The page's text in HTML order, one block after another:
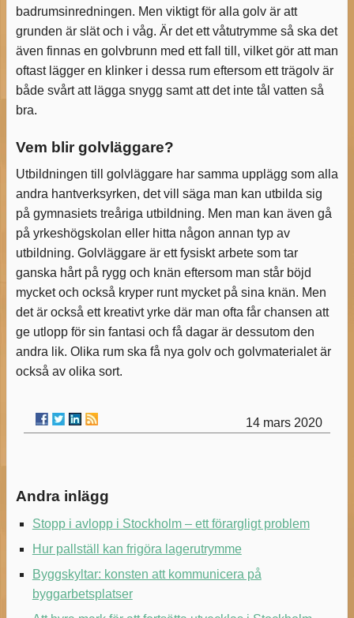
badrumsinredningen. Men viktigt för alla golv är att
grunden är slät och i våg. Är det ett våtutrymme så ska det
även finnas en golvbrunn med ett fall till, vilket gör att man
oftast lägger en klinker i dessa rum eftersom ett trägolv är
både svårt att lägga snygg samt att det inte tål vatten så
bra.
Vem blir golvläggare?
Utbildningen till golvläggare har samma upplägg som alla
andra hantverksyrken, det vill säga man kan utbilda sig
på gymnasiets treåriga utbildning. Men man kan även gå
på yrkeshögskolan eller hitta någon annan typ av
utbildning. Golvläggare är ett fysiskt arbete som tar
ganska hårt på rygg och knän eftersom man står böjd
mycket och också kryper runt mycket på sina knän. Men
det är också ett kreativt yrke där man ofta får chansen att
ge utlopp för sin fantasi och få dagar är dessutom den
andra lik. Olika rum ska få nya golv och golvmaterialet är
också av olika sort.
14 mars 2020
Andra inlägg
Stopp i avlopp i Stockholm – ett förargligt problem
Hur pallställ kan frigöra lagerutrymme
Byggskyltar: konsten att kommunicera på
byggarbetsplatser